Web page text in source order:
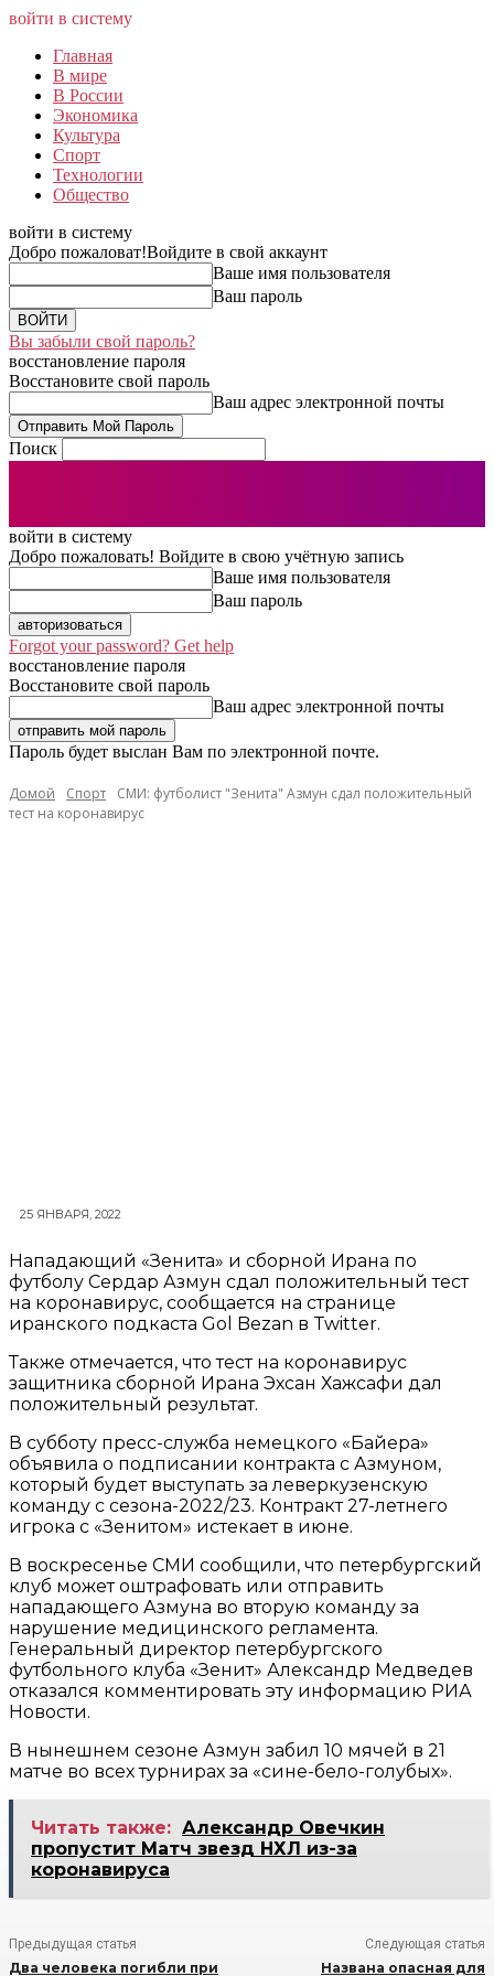
войти в систему
Главная
В мире
В России
Экономика
Культура
Спорт
Технологии
Общество
войти в систему
Добро пожаловат!Войдите в свой аккаунт
Ваше имя пользователя
Ваш пароль
Вы забыли свой пароль?
восстановление пароля
Восстановите свой пароль
Ваш адрес электронной почты
Поиск
войти в систему
Добро пожаловать! Войдите в свою учётную запись
Ваше имя пользователя
Ваш пароль
Forgot your password? Get help
восстановление пароля
Восстановите свой пароль
Ваш адрес электронной почты
Пароль будет выслан Вам по электронной почте.
Домой Спорт
СМИ: футболист "Зенита" Азмун сдал положительный
тест на коронавирус
25 ЯНВАРЯ, 2022
Нападающий «Зенита» и сборной Ирана по
футболу Сердар Азмун сдал положительный тест
на коронавирус, сообщается на странице
иранского подкаста Gol Bezan в Twitter.
Также отмечается, что тест на коронавирус
защитника сборной Ирана Эхсан Хажсафи дал
положительный результат.
В субботу пресс-служба немецкого «Байера»
объявила о подписании контракта с Азмуном,
который будет выступать за леверкузенскую
команду с сезона-2022/23. Контракт 27-летнего
игрока с «Зенитом» истекает в июне.
В воскресенье СМИ сообщили, что петербургский
клуб может оштрафовать или отправить
нападающего Азмуна во вторую команду за
нарушение медицинского регламента.
Генеральный директор петербургского
футбольного клуба «Зенит» Александр Медведев
отказался комментировать эту информацию РИА
Новости.
В нынешнем сезоне Азмун забил 10 мячей в 21
матче во всех турнирах за «сине-бело-голубых».
Читать также: Александр Овечкин
пропустит Матч звезд НХЛ из-за
коронавируса
Предыдущая статья
Два человека погибли при
Следующая статья
Названа опасная для